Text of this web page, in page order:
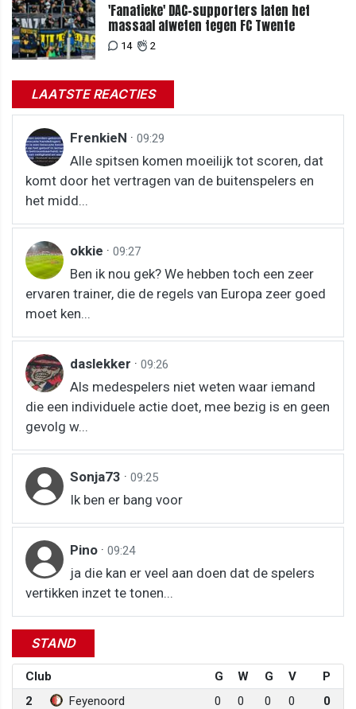
'Fanatieke' DAC-supporters laten het
massaal afweten tegen FC Twente
14 2
LAATSTE REACTIES
FrenkieN · 09:29
Alle spitsen komen moeilijk tot scoren, dat
komt door het vertragen van de buitenspelers en
het midd...
okkie · 09:27
Ben ik nou gek? We hebben toch een zeer
ervaren trainer, die de regels van Europa zeer goed
moet ken...
daslekker · 09:26
Als medespelers niet weten waar iemand
die een individuele actie doet, mee bezig is en geen
gevolg w...
Sonja73 · 09:25
Ik ben er bang voor
Pino · 09:24
ja die kan er veel aan doen dat de spelers
vertikken inzet te tonen...
STAND
Club G W G V
P
2
Feyenoord 0 0 0 0
0